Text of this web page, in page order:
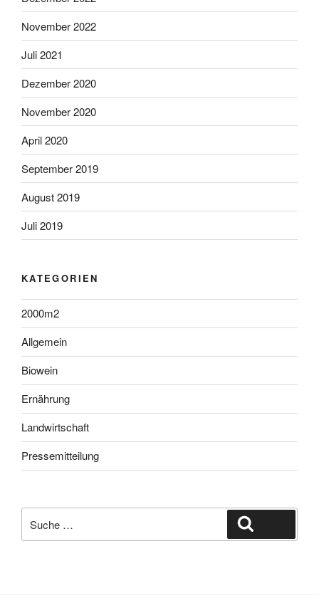
November 2022
Juli 2021
Dezember 2020
November 2020
April 2020
September 2019
August 2019
Juli 2019
KATEGORIEN
2000m2
Allgemein
Biowein
Ernährung
Landwirtschaft
Pressemitteilung
nach: